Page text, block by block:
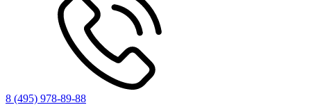
8 (495) 978-89-88